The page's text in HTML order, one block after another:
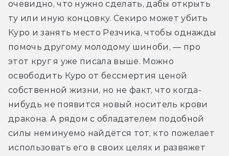
очевидно, что нужно сделать, дабы открыть
ту или иную концовку. Секиро может убить
Куро и занять место Резчика, чтобы однажды
помочь другому молодому шиноби, — про
этот круг я уже писала выше. Можно
освободить Куро от бессмертия ценой
собственной жизни, но не факт, что когда-
нибудь не появится новый носитель крови
дракона. А рядом с обладателем подобной
силы неминуемо найдётся тот, кто пожелает
использовать его в своих целях и развяжет